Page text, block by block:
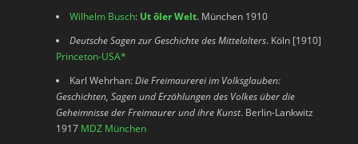
Wilhelm Busch: Ut ôler Welt. München 1910
Deutsche Sagen zur Geschichte des Mittelalters. Köln [1910]
Princeton-USA*
Karl Wehrhan:Die Freimaurerei im Volksglauben:
Geschichten, Sagen und Erzählungen des Volkes über die
Geheimnisse der Freimaurer und ihre Kunst. Berlin-Lankwitz
1917 MDZ München